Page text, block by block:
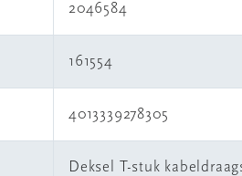
2046584
161554
4013339278305
Deksel T-stuk